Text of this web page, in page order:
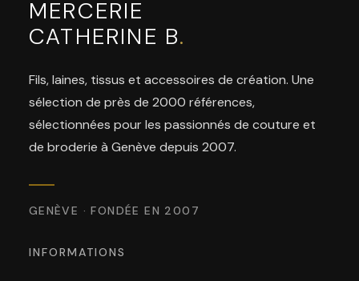
MERCERIE
CATHERINE B.
Fils, laines, tissus et accessoires de création. Une
sélection de près de 2000 références,
sélectionnées pour les passionnés de couture et
de broderie à Genève depuis 2007.
GENÈVE · FONDÉE EN 2007
INFORMATIONS